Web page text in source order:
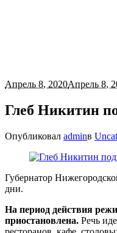
Апрель 8, 2020Апрель 8,
Глеб Никитин
Опубликовал adminв
Губернатор
дни.
На период действия
приостановлена. Речь